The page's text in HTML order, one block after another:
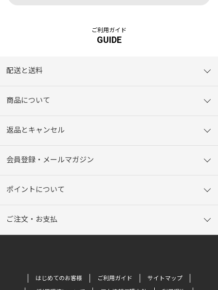
ご利用ガイド
GUIDE
配送と送料
商品について
返品とキャンセル
会員登録・メールマガジン
ポイントについて
ご注文・お支払
はじめてのお客様 ご利用ガイド
サイトマップ